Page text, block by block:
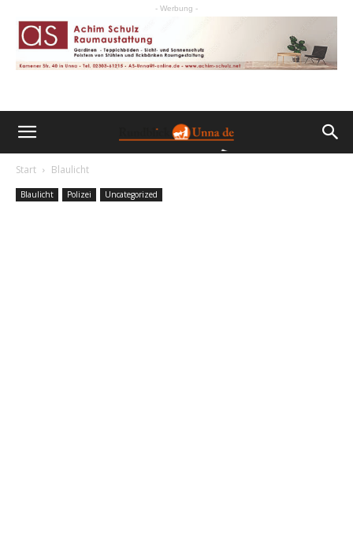
- Werbung -
Start Blaulicht
Blaulicht Polizei Uncategorized